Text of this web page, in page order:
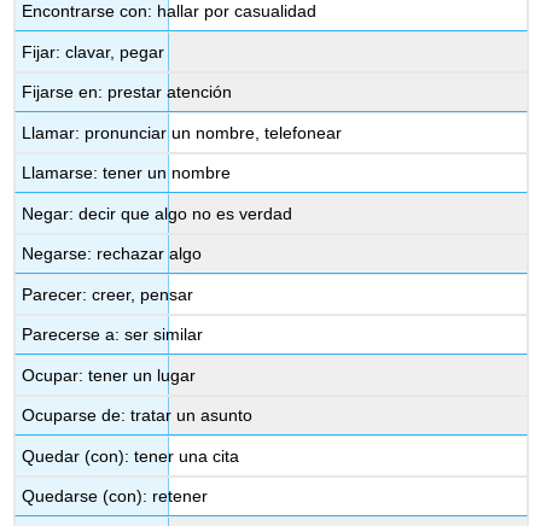
Encontrarse con: hallar por casualidad
Fijar: clavar, pegar
Fijarse en: prestar atención
Llamar: pronunciar un nombre, telefonear
Llamarse: tener un nombre
Negar: decir que algo no es verdad
Negarse: rechazar algo
Parecer: creer, pensar
Parecerse a: ser similar
Ocupar: tener un lugar
Ocuparse de: tratar un asunto
Quedar (con): tener una cita
Quedarse (con): retener